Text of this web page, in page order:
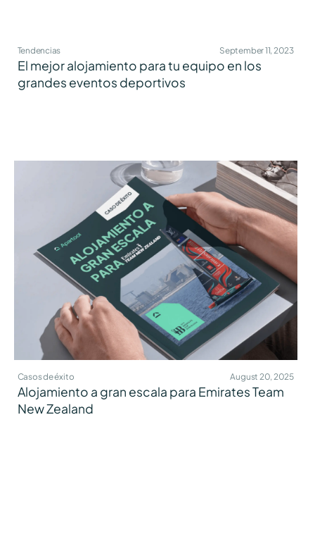
Tendencias September 11, 2023
El mejor alojamiento para tu equipo en los
grandes eventos deportivos
Casos de éxito August 20, 2025
Alojamiento a gran escala para Emirates Team
New Zealand